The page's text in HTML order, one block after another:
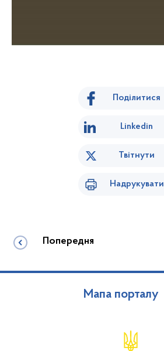
Поділитися
Linkedin
Твітнути
Надрукувати
Попередня
Мапа порталу